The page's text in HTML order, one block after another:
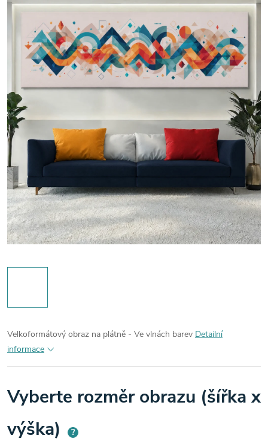
Velkoformátový obraz na plátně - Ve vlnách barev Detailní
informace
Vyberte rozměr obrazu (šířka x
výška)
?